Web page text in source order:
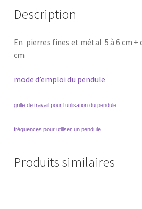
Description
En pierres fines et métal 5 à 6 cm +
cm
mode d’emploi du pendule
grille de travail pour l’utilisation du pendule
fréquences pour utiliser un pendule
Produits similaires